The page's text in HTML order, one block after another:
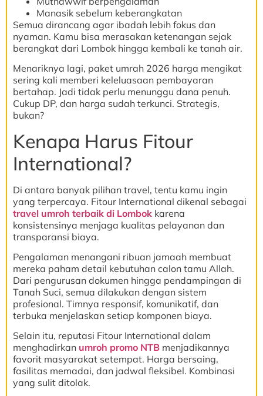
Manasik sebelum keberangkatan
Semua dirancang agar ibadah lebih fokus dan
nyaman. Kamu bisa merasakan ketenangan sejak
berangkat dari Lombok hingga kembali ke tanah air.
Menariknya lagi, paket umrah 2026 harga mengikat
sering kali memberi keleluasaan pembayaran
bertahap. Jadi tidak perlu menunggu dana penuh.
Cukup DP, dan harga sudah terkunci. Strategis,
bukan?
Kenapa Harus Fitour
International?
Di antara banyak pilihan travel, tentu kamu ingin
yang terpercaya. Fitour International dikenal sebagai
travel umroh terbaik di Lombok karena
konsistensinya menjaga kualitas pelayanan dan
transparansi biaya.
Pengalaman menangani ribuan jamaah membuat
mereka paham detail kebutuhan calon tamu Allah.
Dari pengurusan dokumen hingga pendampingan di
Tanah Suci, semua dilakukan dengan sistem
profesional. Timnya responsif, komunikatif, dan
terbuka menjelaskan setiap komponen biaya.
Selain itu, reputasi Fitour International dalam
menghadirkan umroh promo NTB menjadikannya
favorit masyarakat setempat. Harga bersaing,
fasilitas memadai, dan jadwal fleksibel. Kombinasi
yang sulit ditolak.